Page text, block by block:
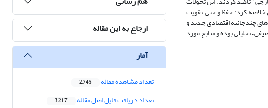
خلاصه کرد: حفظ و حتی تقویت
چندجانبه اقتصادی جدید و
– تحلیلی بوده و منابع مورد
ارجاع به این مقاله
آمار
تعداد مشاهده مقاله 2,745
تعداد دریافت فایل اصل مقاله 3,217